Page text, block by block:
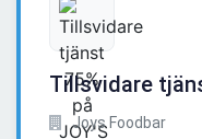
Tillsvidare
Joys Foodbar